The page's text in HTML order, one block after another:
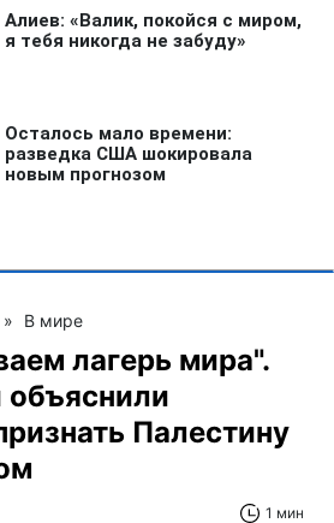
» В мире
лагерь мира".
Палестину
1 мин